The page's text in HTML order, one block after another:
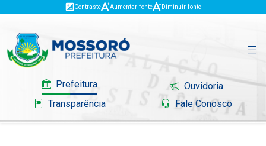
Contraste Aumentar fonte Diminuir fonte
Prefeitura
Ouvidoria
Transparência
Fale Conosco